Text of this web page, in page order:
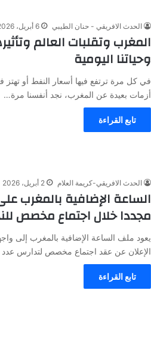
الحدث الافريقي - حنان الطيبي 6 أبريل، 2026
المغرب وتقلبات العالم
وحياتنا اليومية
في كل مرة ترتفع فيها أسعار النفط أو تهتز
أزمات بعيدة عن المغرب، نجد أنفسنا مرة…
تابع القراءة
الحدث الافريقي-كريمة العلام 2 أبريل، 2026
الساعة الإضافية بالمغرب
مجددا خلال اجتماع مخصص
يعود ملف الساعة الإضافية بالمغرب إلى
الإعلان عن عقد اجتماع مخصص لتدارس
تابع القراءة